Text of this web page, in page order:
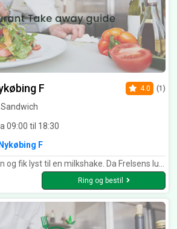
F
09:00 til 18:30
4.0 (1)
F
på lille torv. Det fortryder vi ikke. Han serverede den lækreste milkshake til fruen og jeg. Min kone blev helt vild og bestilte en mere😀 Så kan det ikke blive bedre, vi kommer igen næste weekend 😀
Ring og bestil